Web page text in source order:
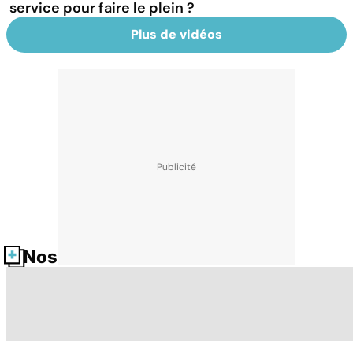
service pour faire le plein ?
Plus de vidéos
Nos fiches santé